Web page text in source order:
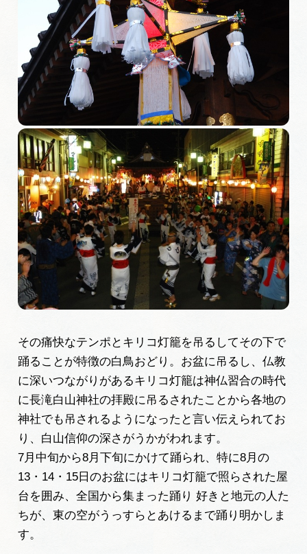
早わかり岐阜
買い物・お土産
体験予約サイト「ＶＩＳＩＴ岐阜県」
岐阜県アウトドア観光キャンペーン
岐阜県まるごと観光エリアガイド
岐阜県観光データベース
旅行会社・観光事業者の皆様へ
フォトライブラリー
動画ライブラリー
お問い合わせ
運営組織
広告掲載
サイトポリシー
その痛快なテンポとキリコ灯籠を吊るしてその下で
踊ることが特徴の白鳥おどり。お盆に吊るし、仏教
に深いつながりがあるキリコ灯籠は神仏習合の時代
に長滝白山神社の拝殿に吊るされたことから各地の
神社でも吊されるようになったと言い伝えられてお
り、白山信仰の深さがうかがわれます。
7月中旬から8月下旬にかけて踊られ、特に8月の
13・14・15日のお盆にはキリコ灯籠で照らされた屋
台を囲み、全国から集まった踊り 好きと地元の人た
ちが、東の空がうっすらとあけるまで踊り明かしま
す。